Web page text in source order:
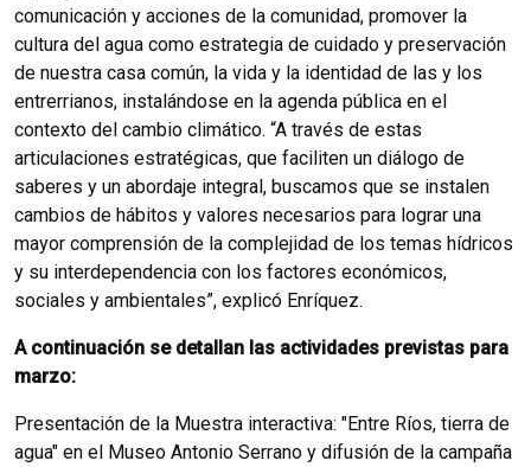
comunicación y acciones de la comunidad, promover la
cultura del agua como estrategia de cuidado y preservación
de nuestra casa común, la vida y la identidad de las y los
entrerrianos, instalándose en la agenda pública en el
contexto del cambio climático. “A través de estas
articulaciones estratégicas, que faciliten un diálogo de
saberes y un abordaje integral, buscamos que se instalen
cambios de hábitos y valores necesarios para lograr una
mayor comprensión de la complejidad de los temas hídricos
y su interdependencia con los factores económicos,
sociales y ambientales”, explicó Enríquez.
A continuación se detallan las actividades previstas para
marzo:
Presentación de la Muestra interactiva: "Entre Ríos, tierra de
agua" en el Museo Antonio Serrano y difusión de la campaña